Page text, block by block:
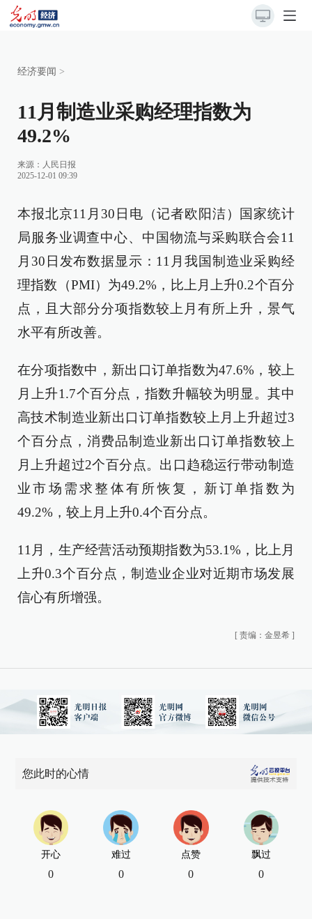
经济要闻 >
11月制造业采购经理指数为
49.2%
来源： 人民日报
2025-12-01 09:39
本报北京11月30日电（记者欧阳洁）国家统计
局服务业调查中心、中国物流与采购联合会11
月30日发布数据显示：11月我国制造业采购经
理指数（PMI）为49.2%，比上月上升0.2个百分
点，且大部分分项指数较上月有所上升，景气
水平有所改善。
在分项指数中，新出口订单指数为47.6%，较上
月上升1.7个百分点，指数升幅较为明显。其中
高技术制造业新出口订单指数较上月上升超过3
个百分点，消费品制造业新出口订单指数较上
月上升超过2个百分点。出口趋稳运行带动制造
业市场需求整体有所恢复，新订单指数为
49.2%，较上月上升0.4个百分点。
11月，生产经营活动预期指数为53.1%，比上月
上升0.3个百分点，制造业企业对近期市场发展
信心有所增强。
[ 责编：金昱希 ]
您此时的心情
开心
0
难过
0
点赞
0
飘过
0